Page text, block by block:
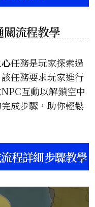
流程教學
任務是玩家探索過
任務要求玩家進行
互動以解鎖空中
成步驟，助你輕鬆
程詳細步驟教學